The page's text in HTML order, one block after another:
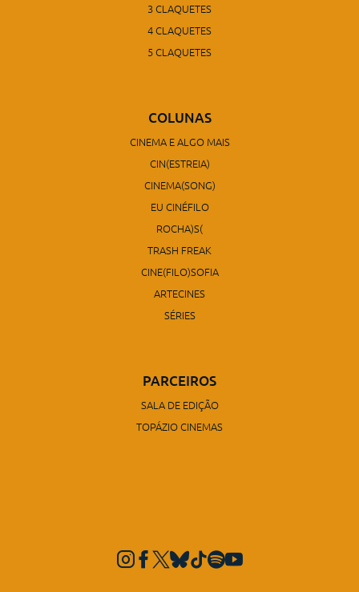
3 CLAQUETES
4 CLAQUETES
5 CLAQUETES
COLUNAS
CINEMA E ALGO MAIS
CIN(ESTREIA)
CINEMA(SONG)
EU CINÉFILO
ROCHA)S(
TRASH FREAK
CINE(FILO)SOFIA
ARTECINES
SÉRIES
PARCEIROS
SALA DE EDIÇÃO
TOPÁZIO CINEMAS